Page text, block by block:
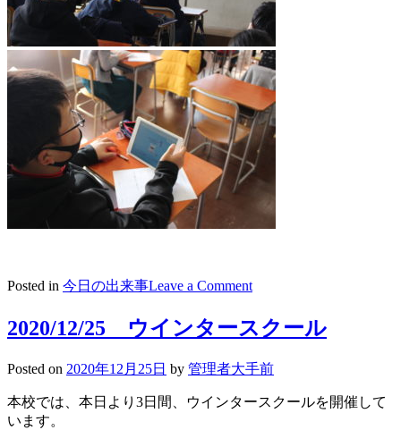
Posted in 今日の出来事Leave a Commenton
ウ
イ
タ
ス
2020/12/25 ウインタースクール
Posted on 2020年12月25日 by 管理者大手前
本校では、本日より3日間、ウインタースクールを開催して
います。